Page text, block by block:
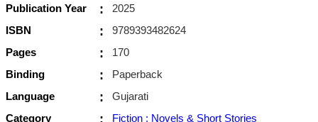
Publication Year
:
2025
ISBN
:
9789393482624
Pages
:
170
Binding
:
Paperback
Language
:
Gujarati
Category
:
Fiction : Novels & Short Stories